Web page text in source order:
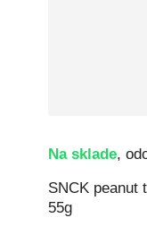
Na sklade,
SNCK peanut
55g